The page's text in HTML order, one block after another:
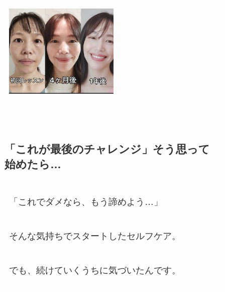
「これが最後のチャレンジ」そう思って
始めたら…
「これでダメなら、もう諦めよう…」
そんな気持ちでスタートしたセルフケア。
でも、続けていくうちに気づいたんです。